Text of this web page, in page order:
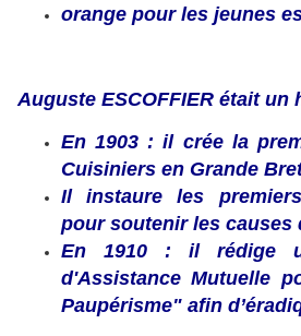
orange pour les jeunes
Auguste ESCOFFIER était un
En 1903 : il crée la
Cuisiniers en Grande
Il instaure les
pour soutenir les causes
En 1910 : il rédige
d'Assistance Mutuelle
Paupérisme" afin